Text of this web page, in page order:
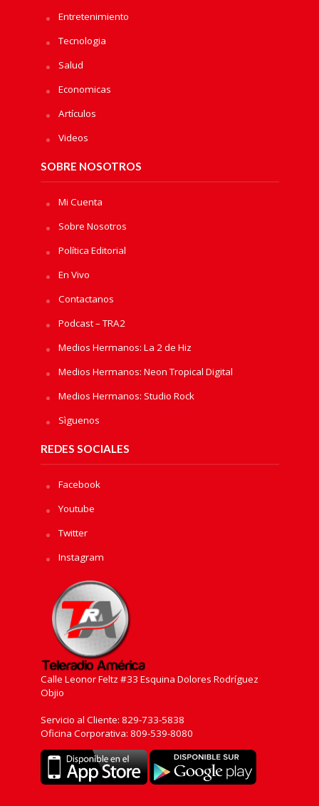
Entretenimiento
Tecnologia
Salud
Economicas
Artículos
Videos
SOBRE NOSOTROS
Mi Cuenta
Sobre Nosotros
Política Editorial
En Vivo
Contactanos
Podcast – TRA2
Medios Hermanos: La 2 de Hiz
Medios Hermanos: Neon Tropical Digital
Medios Hermanos: Studio Rock
Sìguenos
REDES SOCIALES
Facebook
Youtube
Twitter
Instagram
Calle Leonor Feltz #33 Esquina Dolores Rodríguez
Objio
Servicio al Cliente: 829-733-5838
Oficina Corporativa: 809-539-8080